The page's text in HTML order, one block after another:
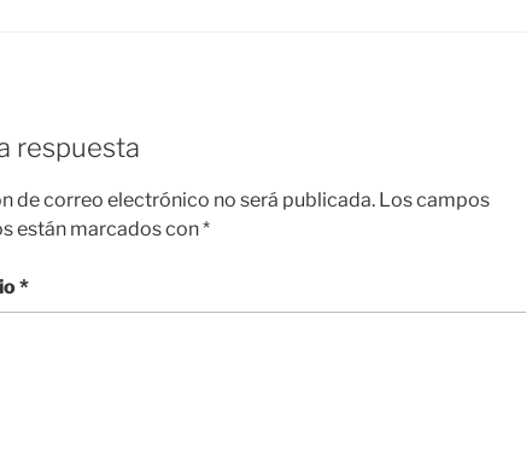
respuesta
de correo electrónico no será publicada. Los campos
están marcados con*
*